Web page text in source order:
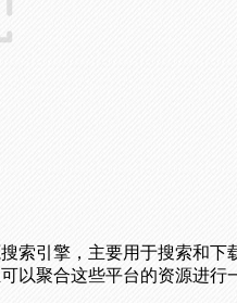
索引擎，主要用于搜索和
以聚合这些平台的资源进行